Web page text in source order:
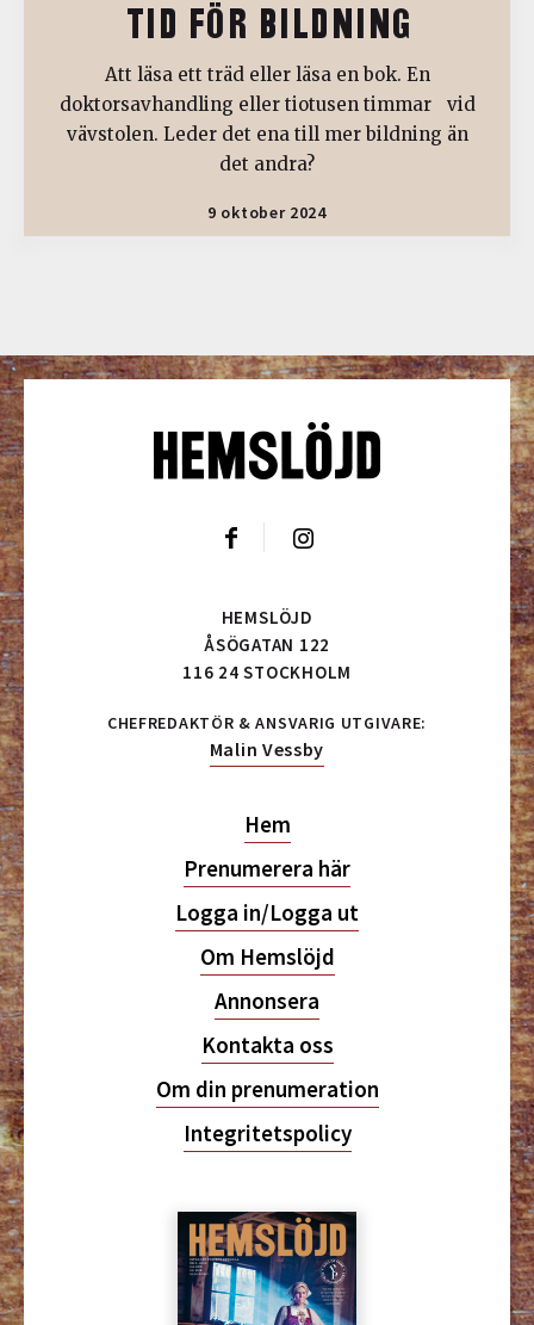
TID FÖR BILDNING
Att läsa ett träd eller läsa en bok. En
doktorsavhandling eller tiotusen timmar vid
vävstolen. Leder det ena till mer bildning än
det andra?
9 oktober 2024
HEMSLÖJD
ÅSÖGATAN 122
116 24 STOCKHOLM
CHEFREDAKTÖR & ANSVARIG UTGIVARE:
Malin Vessby
Hem
Prenumerera här
Logga in/Logga ut
Om Hemslöjd
Annonsera
Kontakta oss
Om din prenumeration
Integritetspolicy